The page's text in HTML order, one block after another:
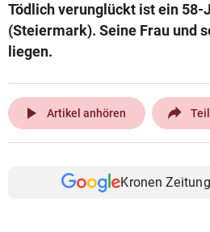
Tödlich verunglückt ist ein
(Steiermark). Seine Frau und
liegen.
play_arrow Artikel anhören
Kronen